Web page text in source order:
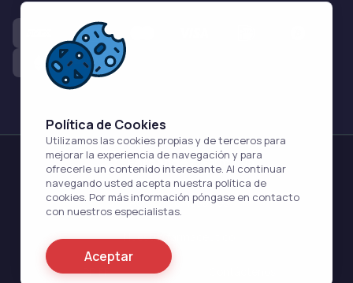
FernándezFarmacia
                      Acerca de Nosotros
                      Nuestro farmacéutico
                      PP. FF
Política de Cookies
Utilizamos las cookies propias y de terceros para
mejorar la experiencia de navegación y para
ofrecerle un contenido interesante. Al continuar
navegando usted acepta nuestra política de
cookies. Por más información póngase en contacto
con nuestros especialistas.
Aceptar